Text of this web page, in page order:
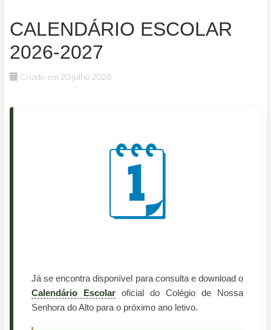
CALENDÁRIO ESCOLAR
2026-2027
Criado em 20 julho 2026
🗓️
Já se encontra disponível para consulta e download o
Calendário Escolar oficial do Colégio de Nossa
Senhora do Alto para o próximo ano letivo.